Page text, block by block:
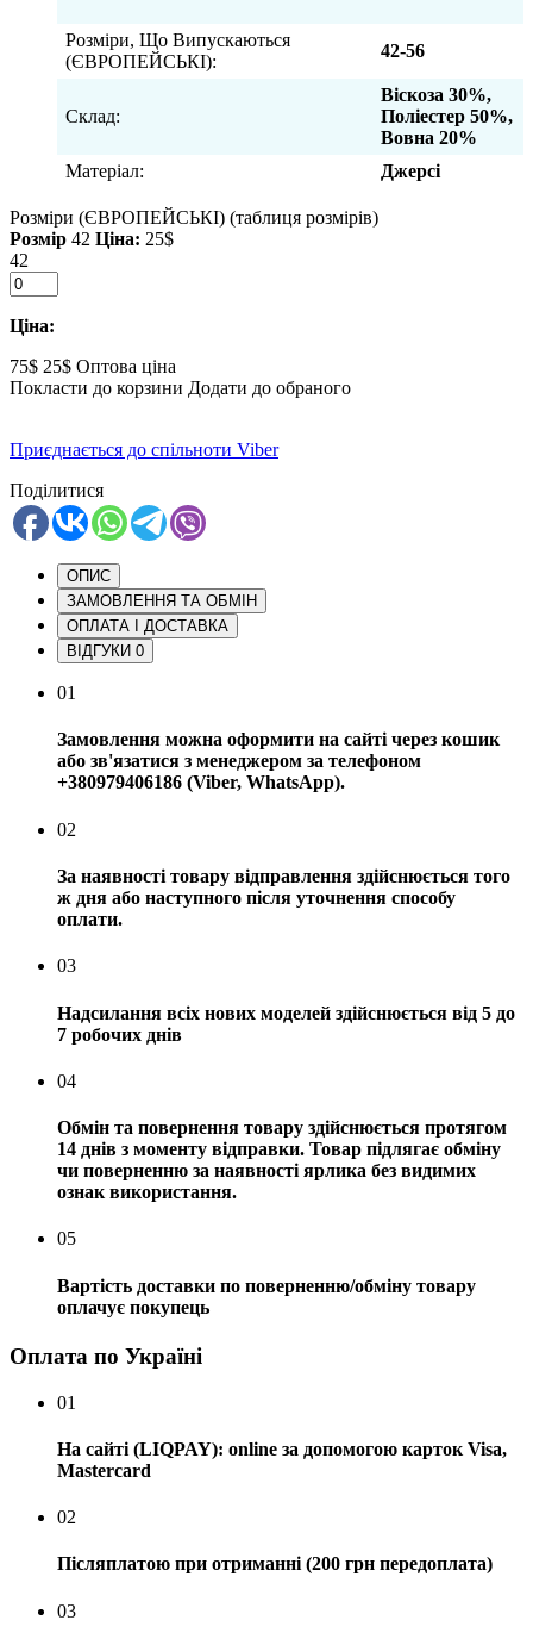
Розміри, Що Випускаються
(ЄВРОПЕЙСЬКІ):
42-56
Склад:
Віскоза 30%,
Поліестер 50%,
Вовна 20%
Матеріал:
Джерсі
Розміри (ЄВРОПЕЙСЬКІ) (таблиця розмірів)
Розмір 42 Ціна: 25$
42
Ціна:
75$ 25$ Оптова ціна
Покласти до корзини Додати до обраного
Приєднається до спільноти Viber
Поділитися
ОПИС
ЗАМОВЛЕННЯ ТА ОБМІН
ОПЛАТА І ДОСТАВКА
ВІДГУКИ 0
01
Замовлення можна оформити на сайті через кошик
або зв'язатися з менеджером за телефоном
+380979406186 (Viber, WhatsApp).
02
За наявності товару відправлення здійснюється того
ж дня або наступного після уточнення способу
оплати.
03
Надсилання всіх нових моделей здійснюється від 5 до
7 робочих днів
04
Обмін та повернення товару здійснюється протягом
14 днів з моменту відправки. Товар підлягає обміну
чи поверненню за наявності ярлика без видимих ​​
ознак використання.
05
Вартість доставки по поверненню/обміну товару
оплачує покупець
Оплата по Україні
01
На сайті (LIQPAY): online за допомогою карток Visa,
Mastercard
02
Післяплатою при отриманні (200 грн передоплата)
03